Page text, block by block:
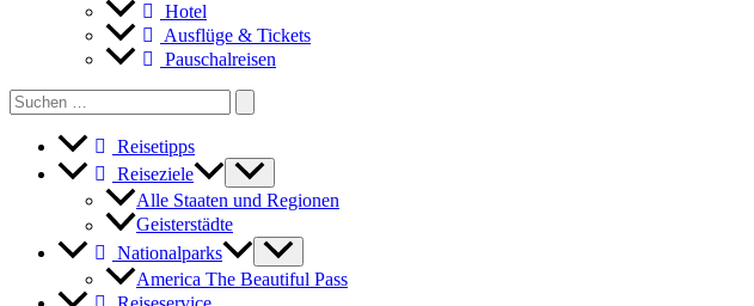
Hotel
Ausflüge & Tickets
Pauschalreisen
Search
for:
Reisetipps
Reiseziele
Alle Staaten und Regionen
Geisterstädte
Nationalparks
America The Beautiful Pass